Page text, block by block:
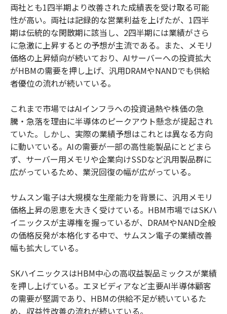
両社とも1四半期より改善された成績表を受け取る可能
性が高い。両社は記録的な営業利益を上げたが、1四半
期は伝統的な閑散期に該当し、2四半期には業績がさら
に急激に上昇するとの予想が主流である。また、メモリ
価格の上昇傾向が続いており、AIサーバーへの投資拡大
がHBMの需要を押し上げ、汎用DRAMやNANDでも供給
者優位の流れが続いている。
これまで市場ではAIインフラへの投資過熱や株価の急
騰・急落を理由に半導体のピークアウト懸念が提起され
ていた。しかし、実際の業績予想はこれとは異なる方向
に動いている。AIの需要が一部の高性能製品にとどまら
ず、サーバー用メモリや企業向けSSDなど汎用製品群に
広がっているため、業況回復の幅が広がっている。
サムスン電子は大規模な生産能力を背景に、汎用メモリ
価格上昇の恩恵を大きく受けている。HBM市場ではSKハ
イニックスが主導権を握っているが、DRAMやNAND全般
の価格反発が本格化する中で、サムスン電子の業績改善
幅も拡大している。
SKハイニックスはHBM中心の高収益製品ミックスが業績
を押し上げている。エヌビディアなど主要AI半導体顧客
の需要が堅調であり、HBMの供給不足が続いているた
め、収益性改善の流れが続いている。